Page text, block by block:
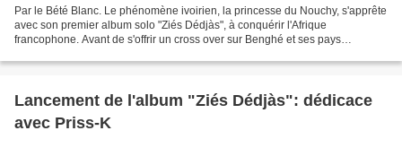
Par le Bété Blanc. Le phénomène ivoirien, la princesse du Nouchy, s'apprête
avec son premier album solo "Ziés Dédjàs", à conquérir l'Afrique
francophone. Avant de s'offrir un cross over sur Benghé et ses pays
Lancement de l'album "Ziés Dédjàs": dédicace
avec Priss-K